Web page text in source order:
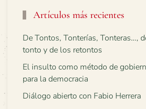
Artículos más recientes
De Tontos, Tonterías, Tonteras…,
tonto y de los retontos
El insulto como método de
para la democracia
Diálogo abierto con Fabio Herrera